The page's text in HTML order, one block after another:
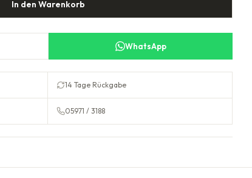
In den Warenkorb
WhatsApp
14 Tage Rückgabe
05971 / 3188